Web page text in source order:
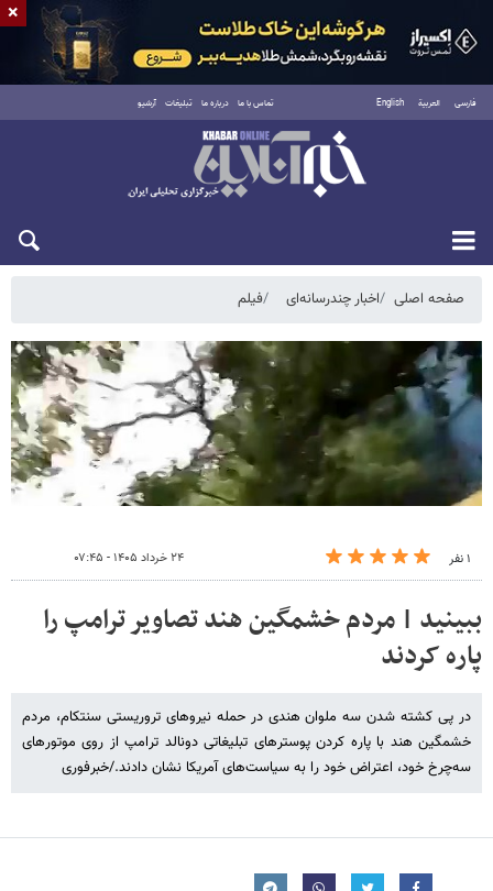
فارسی العربية English تماس با ما درباره ما تبلیغات آرشیو
شنبه ۱۷ مرداد ۱۴۰۵
صفحه اصلی اخبار چندرسانه‌ای فیلم
۱ نفر ۲۴ خرداد ۱۴۰۵ - ۰۷:۴۵
ببینید | مردم خشمگین هند تصاویر ترامپ را
پاره کردند
در پی کشته شدن سه ملوان هندی در حمله نیروهای تروریستی سنتکام، مردم
خشمگین هند با پاره کردن پوسترهای تبلیغاتی دونالد ترامپ از روی موتورهای
سه‌چرخ خود، اعتراض خود را به سیاست‌های آمریکا نشان دادند./خبرفوری
×